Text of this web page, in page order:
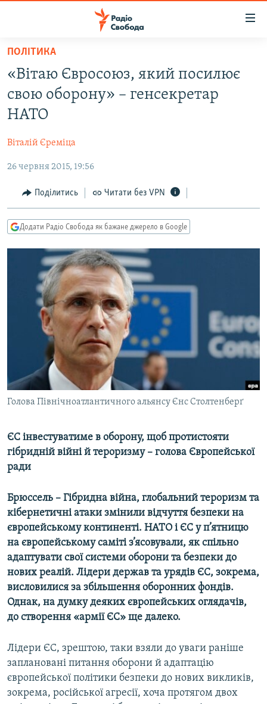
Перейти
основного
матеріалу
Перейти
до
основної
Перейти
пошуку
ВСЕ ЗА ДОБУ
СТАТТІ
ЕКОНОМІКА
СУСПІЛЬСТВО
КУЛЬТУРА
УКРАЇНА
РОСІЙСЬКА «ФІЛЬТРАЦІЯ»
ДОНБАС.РЕАЛІЇ
КРИМ.РЕАЛІЇ
СХЕМИ
КИТАЙ.ВИКЛИКИ
МУЛЬТИМЕДІА
ФОТО
СПЕЦПРОЄКТИ
ПОДКАСТИ
КРИМ РЕАЛІЇ
РУС
КТАТ
ДОЛУЧАЙСЯ!
Усі сайти RFE/RL
ПОЛІТИКА
«Вітаю Євросоюз, який посилює
свою оборону» – генсекретар
НАТО
Віталій Єреміца
26 червня 2015, 19:56
Поділитись Читати без VPN
Додати Радіо Свобода як бажане джерело в Google
Голова Північноатлантичного альянсу Єнс Столтенберґ
ЄС інвестуватиме в оборону, щоб протистояти
гібридній війні й тероризму – голова Європейської
ради
Брюссель – Гібридна війна, глобальний тероризм та
кібернетичні атаки змінили відчуття безпеки на
європейському континенті. НАТО і ЄС у п’ятницю
на європейському саміті з’ясовували, як спільно
адаптувати свої системи оборони та безпеки до
нових реалій. Лідери держав та урядів ЄС, зокрема,
висловилися за збільшення оборонних фондів.
Однак, на думку деяких європейських оглядачів,
до створення «армії ЄС» ще далеко.
Лідери ЄС, зрештою, таки взяли до уваги раніше
заплановані питання оборони й адаптацію
європейської політики безпеки до нових викликів,
зокрема, російської агресії, хоча протягом двох